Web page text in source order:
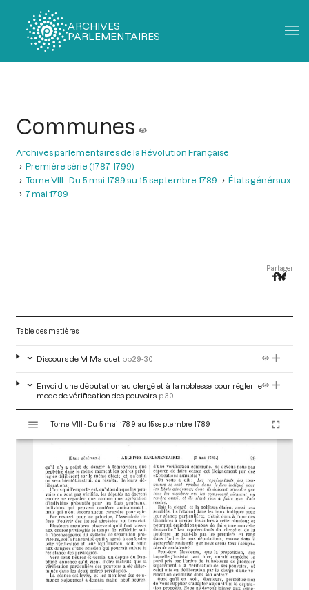
ARCHIVES
PARLEMENTAIRES
Communes
Archives parlementaires de la Révolution Française
Première série (1787-1799)
Tome VIII - Du 5 mai 1789 au 15 septembre 1789
États généraux
7 mai 1789
Partager
Table des matières
Discours de M. Malouet pp.29-30
Envoi d'une députation au clergé et à la noblesse pour régler le
mode de vérification des pouvoirs p.30
s
Tome VIII - Du 5 mai 1789 au 15 septembre 1789